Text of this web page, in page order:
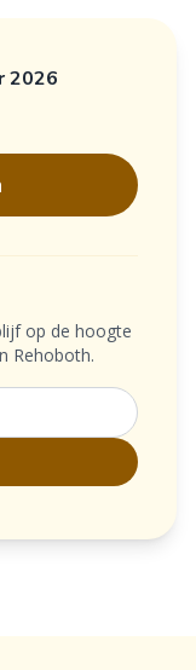
2026
op de hoogte
Rehoboth.